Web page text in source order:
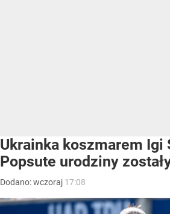
Ukrainka koszmarem Igi
Popsute urodziny
Dodano:wczoraj 17:08